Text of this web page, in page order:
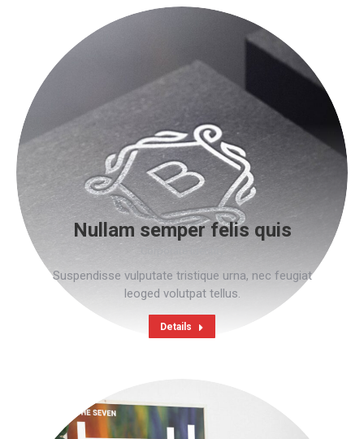
Nullam semper felis quis
Suspendisse vulputate tristique urna, nec feugiat
leoged volutpat tellus.
Details